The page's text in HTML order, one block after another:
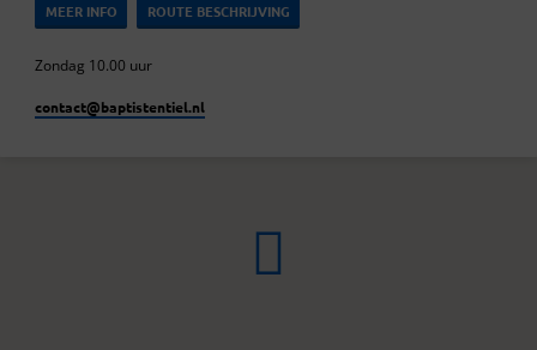
MEER INFO ROUTE BESCHRIJVING
Zondag 10.00 uur
contact​@baptistentiel.nl